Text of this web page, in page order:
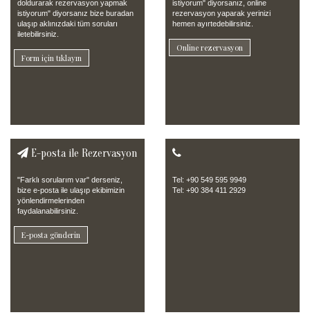
doldurarak rezervasyon yapmak
istiyorum" diyorsanız bize buradan
ulaşıp aklınızdaki tüm soruları
iletebilirsiniz.
Form için tıklayın
istiyorum" diyorsanız, online
rezervasyon yaparak yerinizi
hemen ayırtedebilirsiniz.
Online rezervasyon
E-posta ile Rezervasyon
"Farklı sorularım var" derseniz,
bize e-posta ile ulaşıp ekibimizin
yönlendirmelerinden
faydalanabilirsiniz.
E-posta gönderin
Tel: +90 549 595 9949
Tel: +90 384 411 2929